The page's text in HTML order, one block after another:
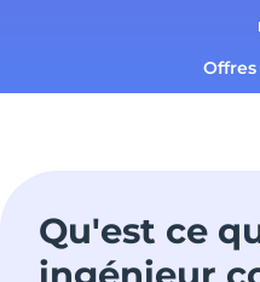
Qu'est ce